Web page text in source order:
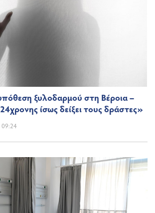
ξυλοδαρμού στη Βέροια –
ίσως δείξει τους δράστες»
09:24